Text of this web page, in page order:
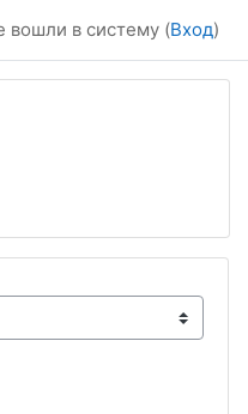
вошли в систему (Вход)